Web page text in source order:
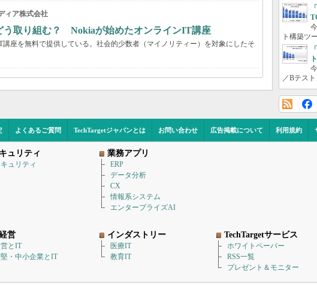
ィア株式会社
う取り組む？ Nokiaが始めたオンラインIT講座
座を無料で提供している。社会的少数者（マイノリティー）を対象にしたそ
ト構築ツ
／Bテス
よくあるご質問 TechTargetジャパンとは お問い合わせ 広告掲載について 利用規約
ュリティ
ュリティ
業務アプリ
ERP
データ分析
CX
情報系システム
エンタープライズAI
営
とIT
・中小企業とIT
インダストリー
医療IT
教育IT
TechTargetサービス
ホワイトペーパー
RSS一覧
プレゼント＆モニター